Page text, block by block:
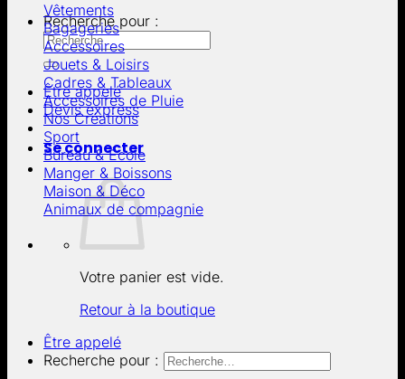
Recherche pour :
Être appelé
Devis express
Se connecter
Votre panier est vide.
Retour à la boutique
Être appelé
Recherche pour :
Vêtements
Bagageries
Accessoires
Jouets & Loisirs
Cadres & Tableaux
Accessoires de Pluie
Nos Créations
Sport
Bureau & École
Manger & Boissons
Maison & Déco
Animaux de compagnie